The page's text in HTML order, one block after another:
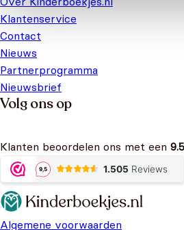
Klantenservice
Contact
Nieuws
Partnerprogramma
Nieuwsbrief
Volg ons op
Klanten beoordelen ons met een 9.5
Algemene voorwaarden